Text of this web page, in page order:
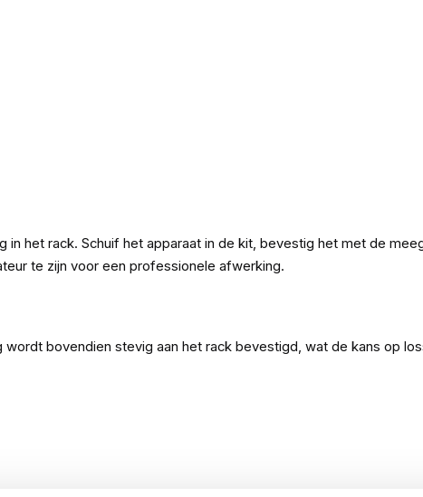
het rack. Schuif het apparaat in de kit, bevestig het met de
te zijn voor een professionele afwerking.
bovendien stevig aan het rack bevestigd, wat de kans op